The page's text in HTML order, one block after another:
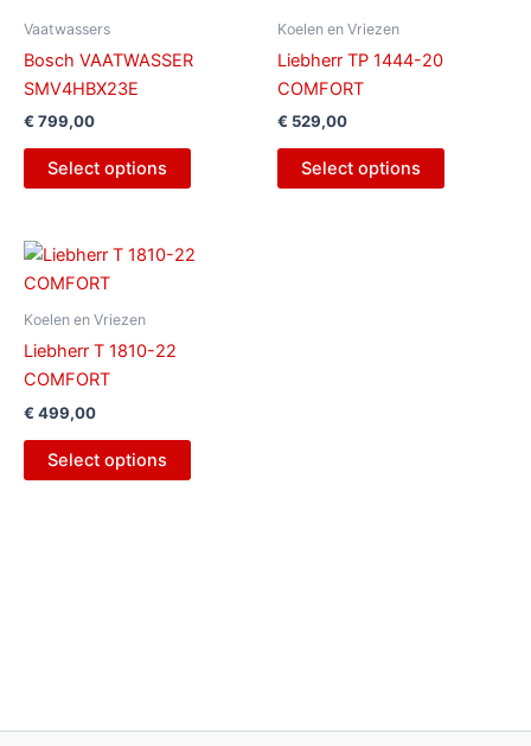
Vaatwassers
Bosch VAATWASSER
SMV4HBX23E
€ 799,00
Select options
Koelen en Vriezen
Liebherr TP 1444-20
COMFORT
€ 529,00
Select options
Koelen en Vriezen
Liebherr T 1810-22
COMFORT
€ 499,00
Select options